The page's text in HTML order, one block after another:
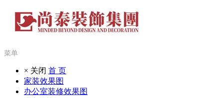
菜单
× 关闭 首 页
家装效果图
办公室装修效果图